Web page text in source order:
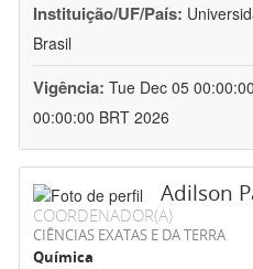
Instituição/UF/País:
Brasil
Vigência: Tue Dec 05
00:00:00 BRT 2026
Adilson
COORDENADOR(A)
CIÊNCIAS EXATAS E DA TERRA
Química